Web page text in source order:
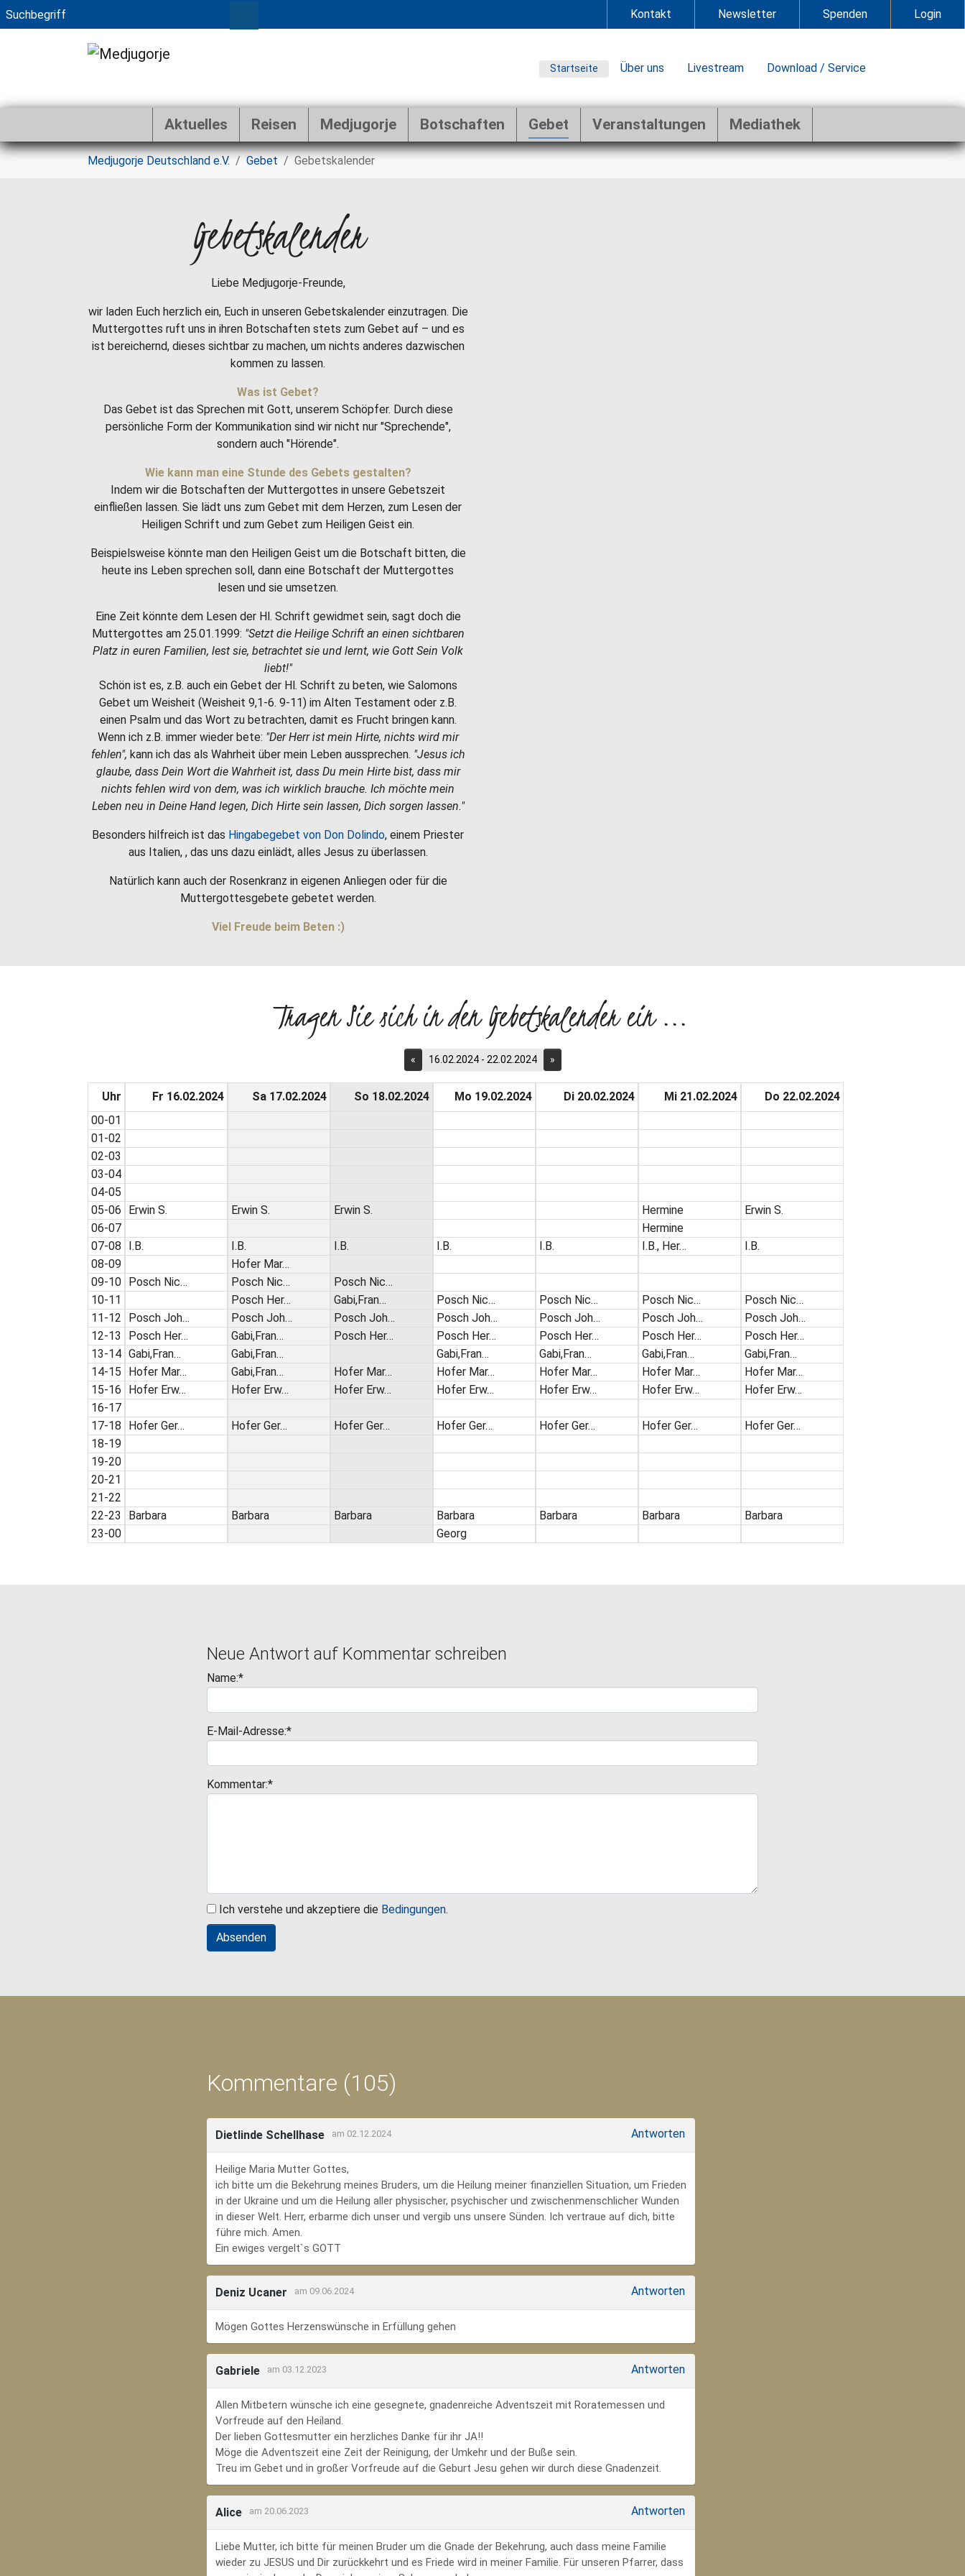
Zum Hauptinhalt springen
Kontakt Newsletter Spenden Login
Startseite Über uns Livestream Download / Service
Aktuelles Reisen Medjugorje Botschaften Gebet Veranstaltungen Mediathek
Sie sind hier:
Medjugorje Deutschland e.V. Gebet Gebetskalender
Gebetskalender
Liebe Medjugorje-Freunde,
wir laden Euch herzlich ein, Euch in unseren Gebetskalender einzutragen. Die
Muttergottes ruft uns in ihren Botschaften stets zum Gebet auf – und es
ist bereichernd, dieses sichtbar zu machen, um nichts anderes dazwischen
kommen zu lassen.
Was ist Gebet?
Das Gebet ist das Sprechen mit Gott, unserem Schöpfer. Durch diese
persönliche Form der Kommunikation sind wir nicht nur "Sprechende",
sondern auch "Hörende".
Wie kann man eine Stunde des Gebets gestalten?
Indem wir die Botschaften der Muttergottes in unsere Gebetszeit
einfließen lassen. Sie lädt uns zum Gebet mit dem Herzen, zum Lesen der
Heiligen Schrift und zum Gebet zum Heiligen Geist ein.
Beispielsweise könnte man den Heiligen Geist um die Botschaft bitten, die
heute ins Leben sprechen soll, dann eine Botschaft der Muttergottes
lesen und sie umsetzen.
Eine Zeit könnte dem Lesen der Hl. Schrift gewidmet sein, sagt doch die
Muttergottes am 25.01.1999: "Setzt die Heilige Schrift an einen sichtbaren
Platz in euren Familien, lest sie, betrachtet sie und lernt, wie Gott Sein Volk
liebt!"
Schön ist es, z.B. auch ein Gebet der Hl. Schrift zu beten, wie Salomons
Gebet um Weisheit (Weisheit 9,1-6. 9-11) im Alten Testament oder z.B.
einen Psalm und das Wort zu betrachten, damit es Frucht bringen kann.
Wenn ich z.B. immer wieder bete: "Der Herr ist mein Hirte, nichts wird mir
fehlen", kann ich das als Wahrheit über mein Leben aussprechen. "Jesus ich
glaube, dass Dein Wort die Wahrheit ist, dass Du mein Hirte bist, dass mir
nichts fehlen wird von dem, was ich wirklich brauche. Ich möchte mein
Leben neu in Deine Hand legen, Dich Hirte sein lassen, Dich sorgen lassen."
Besonders hilfreich ist das Hingabegebet von Don Dolindo, einem Priester
aus Italien, , das uns dazu einlädt, alles Jesus zu überlassen.
Natürlich kann auch der Rosenkranz in eigenen Anliegen oder für die
Muttergottesgebete gebetet werden.
Viel Freude beim Beten :)
Tragen Sie sich in den Gebetskalender ein ...
« 16.02.2024 - 22.02.2024 »
Uhr
00-01
01-02
02-03
03-04
04-05
05-06
06-07
07-08
08-09
09-10
10-11
11-12
12-13
13-14
14-15
15-16
16-17
17-18
18-19
19-20
20-21
21-22
22-23
23-00
Fr 16.02.2024
Erwin S.
I.B.
Posch Nic…
Posch Joh…
Posch Her…
Gabi,Fran…
Hofer Mar…
Hofer Erw…
Hofer Ger…
Barbara
Sa 17.02.2024
Erwin S.
I.B.
Hofer Mar…
Posch Nic…
Posch Her…
Posch Joh…
Gabi,Fran…
Gabi,Fran…
Gabi,Fran…
Hofer Erw…
Hofer Ger…
Barbara
So 18.02.2024
Erwin S.
I.B.
Posch Nic…
Gabi,Fran…
Posch Joh…
Posch Her…
Hofer Mar…
Hofer Erw…
Hofer Ger…
Barbara
Mo 19.02.2024
I.B.
Posch Nic…
Posch Joh…
Posch Her…
Gabi,Fran…
Hofer Mar…
Hofer Erw…
Hofer Ger…
Barbara
Georg
Di 20.02.2024
I.B.
Posch Nic…
Posch Joh…
Posch Her…
Gabi,Fran…
Hofer Mar…
Hofer Erw…
Hofer Ger…
Barbara
Mi 21.02.2024
Hermine
Hermine
I.B., Her…
Posch Nic…
Posch Joh…
Posch Her…
Gabi,Fran…
Hofer Mar…
Hofer Erw…
Hofer Ger…
Barbara
Do 22.02.2024
Erwin S.
I.B.
Posch Nic…
Posch Joh…
Posch Her…
Gabi,Fran…
Hofer Mar…
Hofer Erw…
Hofer Ger…
Barbara
Neue Antwort auf Kommentar schreiben
Name:*
E-Mail-Adresse:*
Kommentar:*
Ich verstehe und akzeptiere die Bedingungen.
Kommentare (105)
Dietlinde Schellhase am 02.12.2024 Antworten
Heilige Maria Mutter Gottes,
ich bitte um die Bekehrung meines Bruders, um die Heilung meiner finanziellen Situation, um Frieden
in der Ukraine und um die Heilung aller physischer, psychischer und zwischenmenschlicher Wunden
in dieser Welt. Herr, erbarme dich unser und vergib uns unsere Sünden. Ich vertraue auf dich, bitte
führe mich. Amen.
Ein ewiges vergelt`s GOTT
Deniz Ucaner am 09.06.2024 Antworten
Mögen Gottes Herzenswünsche in Erfüllung gehen
Gabriele am 03.12.2023 Antworten
Allen Mitbetern wünsche ich eine gesegnete, gnadenreiche Adventszeit mit Roratemessen und
Vorfreude auf den Heiland.
Der lieben Gottesmutter ein herzliches Danke für ihr JA!!
Möge die Adventszeit eine Zeit der Reinigung, der Umkehr und der Buße sein.
Treu im Gebet und in großer Vorfreude auf die Geburt Jesu gehen wir durch diese Gnadenzeit.
Alice am 20.06.2023 Antworten
Liebe Mutter, ich bitte für meinen Bruder um die Gnade der Bekehrung, auch dass meine Familie
wieder zu JESUS und Dir zurückkehrt und es Friede wird in meiner Familie. Für unseren Pfarrer, dass